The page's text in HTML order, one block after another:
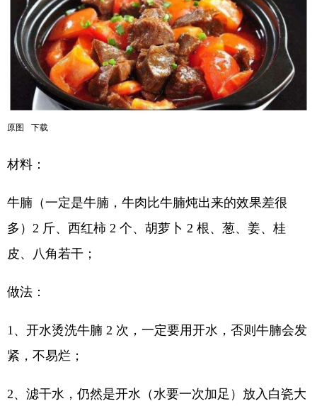
原图 下载
材料：
牛腩（一定是牛腩，牛肉比牛腩炖出来的效果差很
多）2 斤、西红柿 2 个、胡萝卜 2 根、葱、姜、桂
皮、八角若干；
做法：
1、开水烫洗牛腩 2 次，一定要用开水，否则牛腩会发
紧，不易烂；
2、滤干水，仍然是开水（水要一次加足）放入白瓷大